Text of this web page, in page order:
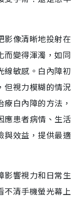
影像清晰地投射在
而變得渾濁，如同
線敏感。白內障初
但視力模糊的情況
白內障的方法，
應患者病情、生活
與效益，提供最適
影響視力和日常生
不清手機螢光幕上